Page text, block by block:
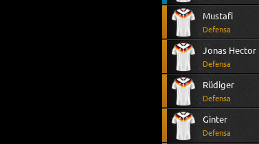
Mustafi
Defensa
Jonas Hector
Defensa
Rüdiger
Defensa
Ginter
Defensa